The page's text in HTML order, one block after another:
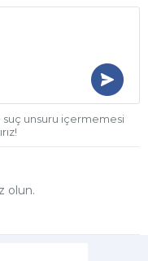
unsuru içermemesi
olun.